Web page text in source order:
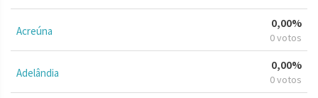
Acreúna
0,00%
0 votos
Adelândia
0,00%
0 votos